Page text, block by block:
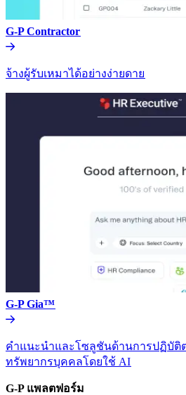
G-P Contractor​​
จ้างผู้รับเหมาได้อย่างง่ายดาย​​
G-P Gia™​​
คำแนะนำและโซลูชันด้านการปฏิบัติ
ทรัพยากรบุคคลโดยใช้ AI​​
G-P แพลตฟอร์ม​​